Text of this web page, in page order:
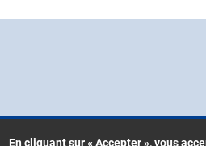
En cliquant sur « Accepter », vous